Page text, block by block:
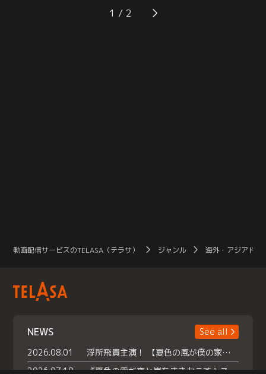
ついて語り始める。そして、今日ま
で夫ローワンに囚われ、牢獄に監禁
ニエルを死に追いやった罪悪感に苛
まれていた彼はメリーにすべてを告
1
動画配信サービスのTELASA（テラサ） ジャンル 海外・アジアドラ
NEWS
See all
2026.08.01
浮所飛貴主演！ 【夏色の風が僕の家にやってきた】 本日よりテラサで独占配信スタート！
2026.07.18
『夏色の雲が恋と嵐をまきおこす』スペシャルメイキング 【Part1】2026年７月18日（土）23時30分～配信スタート！話題のシーンの裏側を大公開！豪華キャスト大集合！ 『武宮家 真夏の家族会議』開催！